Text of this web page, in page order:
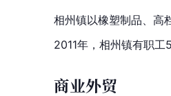
相州镇以橡塑制品 、
2011年，相州镇有职
商业外贸